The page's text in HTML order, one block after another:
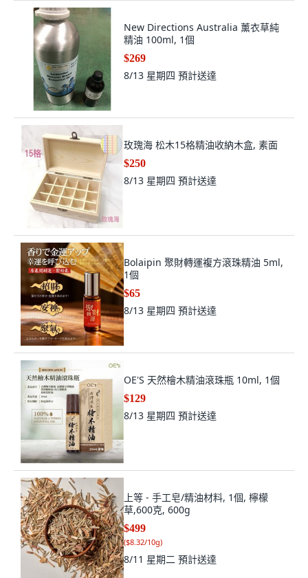
New Directions Australia 薰衣草純
精油 100ml, 1個
$269
8/13 星期四 預計送達
玫瑰海 松木15格精油收納木盒, 素面
$250
8/13 星期四 預計送達
Bolaipin 聚財轉運複方滾珠精油 5ml,
1個
$65
8/13 星期四 預計送達
OE'S 天然檜木精油滾珠瓶 10ml, 1個
$129
8/13 星期四 預計送達
上等 - 手工皂/精油材料, 1個, 檸檬
草,600克, 600g
$499
($8.32/10g)
8/11 星期二 預計送達